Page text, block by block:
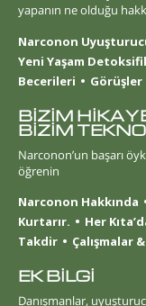
yapanın ne olduğu
Narconon
Yeni Yaşam
Becerileri
Görüşler
BİZİM
BİZİM
Narconon’un başarı
öğrenin
Narconon Hakkında
Kurtarır.
Her
Takdir
Çalışmalar
EK BİLGİ
Danışmanlar,